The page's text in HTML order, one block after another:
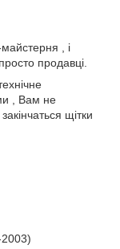
, і
продавці.
, Вам не
щітки